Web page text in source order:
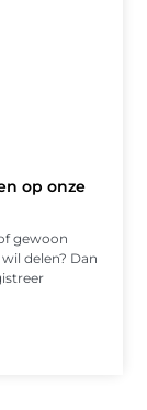
op onze
gewoon
delen? Dan